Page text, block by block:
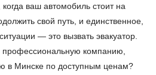
ваш автомобиль стоит на
свой путь, и единственное,
— это вызвать эвакуатор.
компанию,
в Минске по доступным ценам?